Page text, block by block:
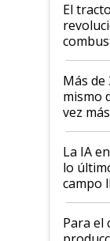
El
que
lo
Más
mismo
vez
tierra?
La IA
lo
campo
Para el